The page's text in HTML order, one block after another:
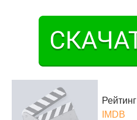
Рейтинг
IMDB